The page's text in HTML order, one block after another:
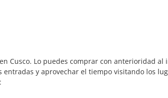
Cusco. Lo puedes comprar con anterioridad al
entradas y aprovechar el tiempo visitando los